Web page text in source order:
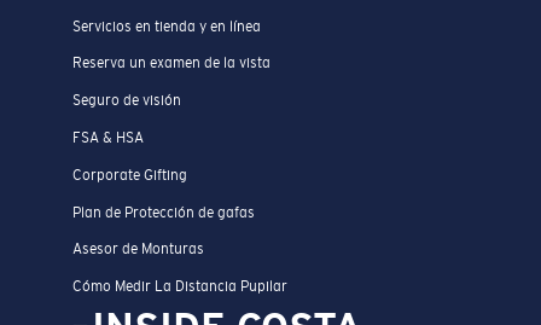
Servicios en tienda y en línea
Reserva un examen de la vista
Seguro de visión
FSA & HSA
Corporate Gifting
Plan de Protección de gafas
Asesor de Monturas
Cómo Medir La Distancia Pupilar